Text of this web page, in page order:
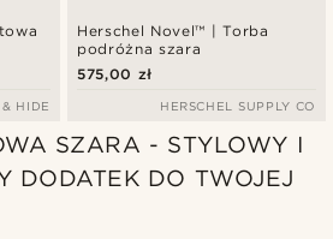
& HIDE
Herschel Novel™ | Torba
podróżna szara
575,00 zł
HERSCHEL SUPPLY CO
SZARA - STYLOWY I
DODATEK DO TWOJEJ